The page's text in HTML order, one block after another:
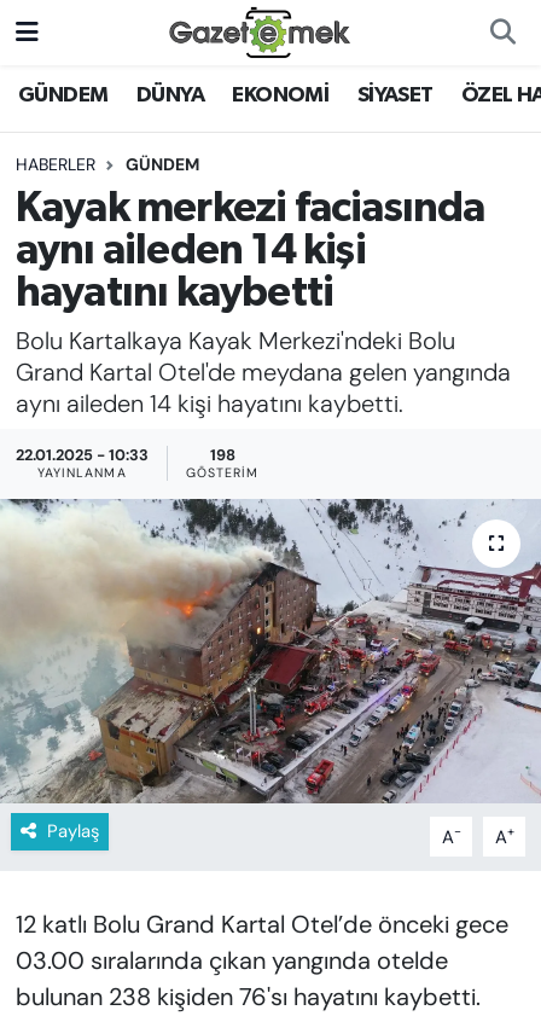
GÜNDEM DÜNYA EKONOMİ SİYASET ÖZEL
HABERLER GÜNDEM
Kayak merkezi faciasında
aynı aileden 14 kişi
hayatını kaybetti
Bolu Kartalkaya Kayak Merkezi'ndeki Bolu
Grand Kartal Otel'de meydana gelen yangında
aynı aileden 14 kişi hayatını kaybetti.
22.01.2025 - 10:33
YAYINLANMA
198
GÖSTERIM
Paylaş A- A+
12 katlı Bolu Grand Kartal Otel’de önceki gece
03.00 sıralarında çıkan yangında otelde
bulunan 238 kişiden 76'sı hayatını kaybetti.
DÜNYA
EKONOMİ
EMEK HABERLERİ
YENİ MEDYADA EMEK
GAZETECİLİĞİNİ GELİŞTİRMEK
FAYDALI BİLGİLER
KADIN
SPOR
KÜLTÜR-SANAT
MAGAZİN
YAZAR KÖŞESİ
SİYASET
Nöbetçi Eczaneler
Hava Durumu
İstanbul Namaz Vakitleri
Trafik Durumu
Süper Lig Puan Durumu ve Fikstür
Tüm Manşetler
Son Dakika Haberleri
Haber Arşivi